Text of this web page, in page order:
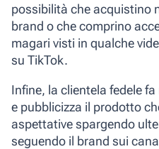
possibilità che acquistino
brand o che comprino
magari visti in qualche
su TikTok.
Infine, la clientela fedele
e pubblicizza il prodotto
aspettative spargendo
seguendo il brand sui